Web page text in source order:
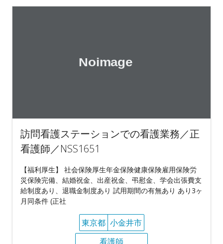
訪問看護ステーションでの看護業務／正
看護師／NSS1651
【福利厚生】 社会保険厚生年金保険健康保険雇用保険労
災保険完備、結婚祝金、出産祝金、弔慰金、学会出張費支
給制度あり、退職金制度あり 試用期間の有無あり あり3ヶ
月同条件 (正社
東京都 小金井市
看護師